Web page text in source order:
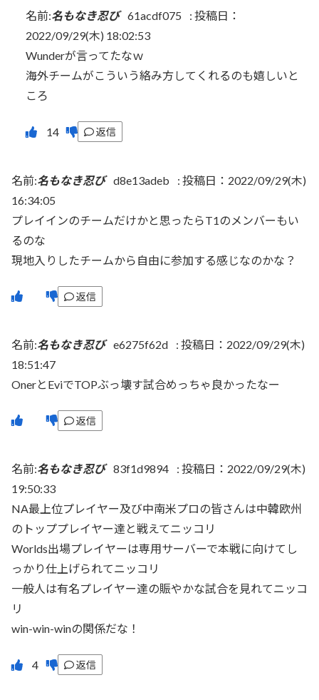
名前:名もなき忍び 61acdf075 : 投稿日：
2022/09/29(木) 18:02:53
Wunderが言ってたなｗ
海外チームがこういう絡み方してくれるのも嬉しいと
ころ
返信
名前:名もなき忍び d8e13adeb : 投稿日：2022/09/29(木)
16:34:05
プレイインのチームだけかと思ったらT1のメンバーもい
るのな
現地入りしたチームから自由に参加する感じなのかな？
返信
名前:名もなき忍び e6275f62d : 投稿日：2022/09/29(木)
18:51:47
OnerとEviでTOPぶっ壊す試合めっちゃ良かったなー
返信
名前:名もなき忍び 83f1d9894 : 投稿日：2022/09/29(木)
19:50:33
NA最上位プレイヤー及び中南米プロの皆さんは中韓欧州
のトッププレイヤー達と戦えてニッコリ
Worlds出場プレイヤーは専用サーバーで本戦に向けてし
っかり仕上げられてニッコリ
一般人は有名プレイヤー達の賑やかな試合を見れてニッコ
リ
win-win-winの関係だな！
返信